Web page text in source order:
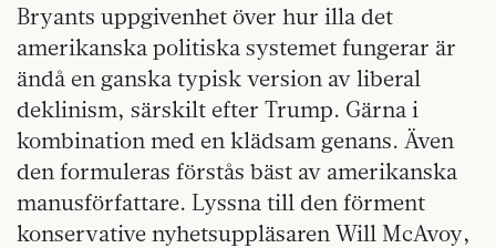
Bryants uppgivenhet över hur illa det
amerikanska politiska systemet fungerar är
ändå en ganska typisk version av liberal
deklinism, särskilt efter Trump. Gärna i
kombination med en klädsam genans. Även
den formuleras förstås bäst av amerikanska
manusförfattare. Lyssna till den förment
konservative nyhetsuppläsaren Will McAvoy,